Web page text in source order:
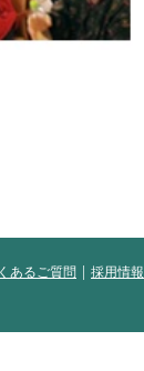
あるご質問 採用情報